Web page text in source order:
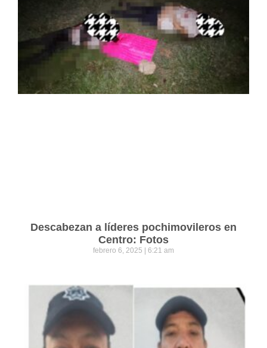
Descabezan a líderes pochimovileros en
Centro: Fotos
febrero 6, 2025 6:21 am